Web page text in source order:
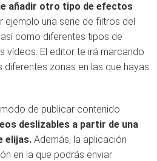
añadir otro tipo de efectos
ejemplo una serie de filtros del
como diferentes tipos de
vídeos. El editor te irá marcando
zonas en las que hayas
de publicar contenido
deslizables a partir de una
elijas. Además, la aplicación
en la que podrás enviar